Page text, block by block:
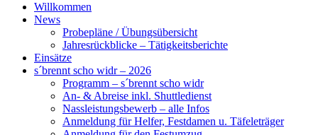
Willkommen
News
Probepläne / Übungsübersicht
Jahresrückblicke – Tätigkeitsberichte
Einsätze
s´brennt scho widr – 2026
Programm – s´brennt scho widr
An- & Abreise inkl. Shuttledienst
Nassleistungsbewerb – alle Infos
Anmeldung für Helfer, Festdamen u. Täfeleträger